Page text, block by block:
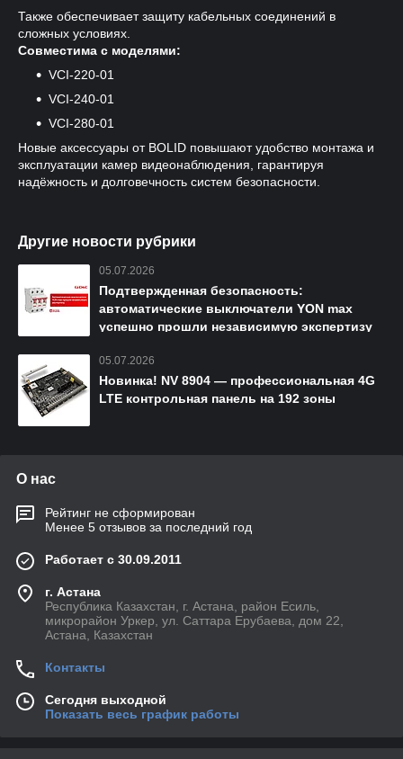
Также обеспечивает защиту кабельных соединений в
сложных условиях.
Совместима с моделями:
VCI-220-01
VCI-240-01
VCI-280-01
Новые аксессуары от BOLID повышают удобство монтажа и
эксплуатации камер видеонаблюдения, гарантируя
надёжность и долговечность систем безопасности.
Другие новости рубрики
05.07.2026
Подтвержденная безопасность:
автоматические выключатели YON max
успешно прошли независимую экспертизу
05.07.2026
Новинка! NV 8904 — профессиональная 4G
LTE контрольная панель на 192 зоны
О нас
Рейтинг не сформирован
Менее 5 отзывов за последний год
Работает с 30.09.2011
г. Астана
Республика Казахстан, г. Астана, район Есиль,
микрорайон Уркер, ул. Саттара Ерубаева, дом 22,
Астана, Казахстан
Контакты
Сегодня выходной
Показать весь график работы